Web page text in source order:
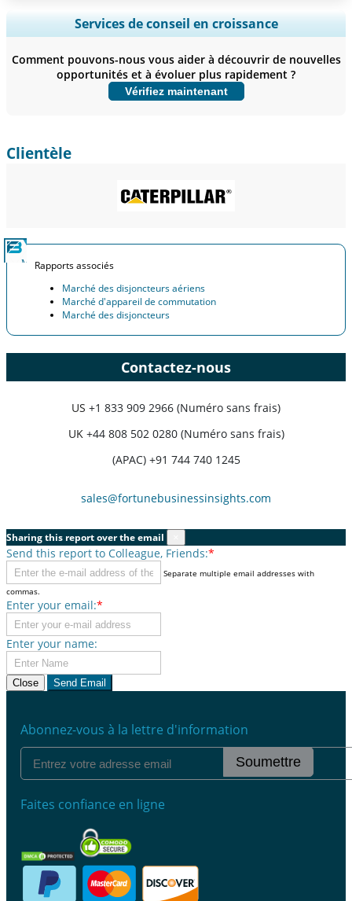
Ampliar a cobertura regional e por país, Análise de segmentos,
Perfis de empresas, Benchmarking competitivo, e insights sobre o
Personnaliser maintenant
Services de conseil en croissance
Comment pouvons-nous vous aider à découvrir de nouvelles
opportunités et à évoluer plus rapidement ?
Vérifiez maintenant
Clientèle
Rapports associés
Marché des disjoncteurs aériens
Marché d'appareil de commutation
Marché des disjoncteurs
Contactez-nous
US +1 833 909 2966 (Numéro sans frais)
UK +44 808 502 0280 (Numéro sans frais)
(APAC) +91 744 740 1245
sales@fortunebusinessinsights.com
Sharing this report over the email
Send this report to Colleague, Friends:*
Separate multiple email addresses with
commas.
Enter your email:*
Enter your name:
Close Send Email
Abonnez-vous à la lettre d'information
Soumettre
Faites confiance en ligne